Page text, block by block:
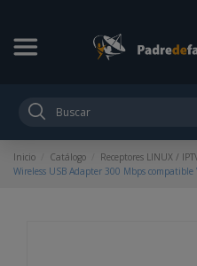
Inicio Catálogo Receptores LINUX /
Wireless USB Adapter 300 Mbps compatible